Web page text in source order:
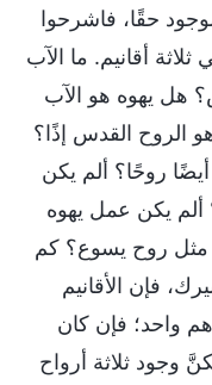
حقًا، فاشرحوا
أقانيم. ما الآب
هل يهوه هو الآب
الروح القدس إذًا؟
روحًا؟ ألم يكن
يكن عمل يهوه
روح يسوع؟ كم
فإن الأقانيم
هم واحد؛ فإن كان
وجود ثلاثة أرواح